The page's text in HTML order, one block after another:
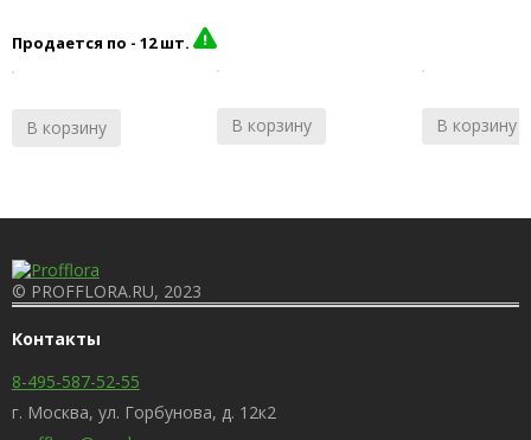
Продается по - 12 шт.
В корзину В корзину В корзину
© PROFFLORA.RU, 2023
Контакты
8-495-587-52-55
г. Москва, ул. Горбунова, д. 12к2